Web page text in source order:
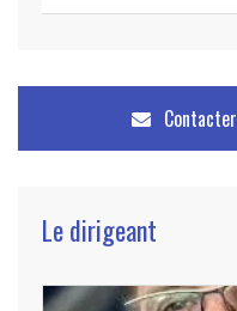
Contacter
Le dirigeant